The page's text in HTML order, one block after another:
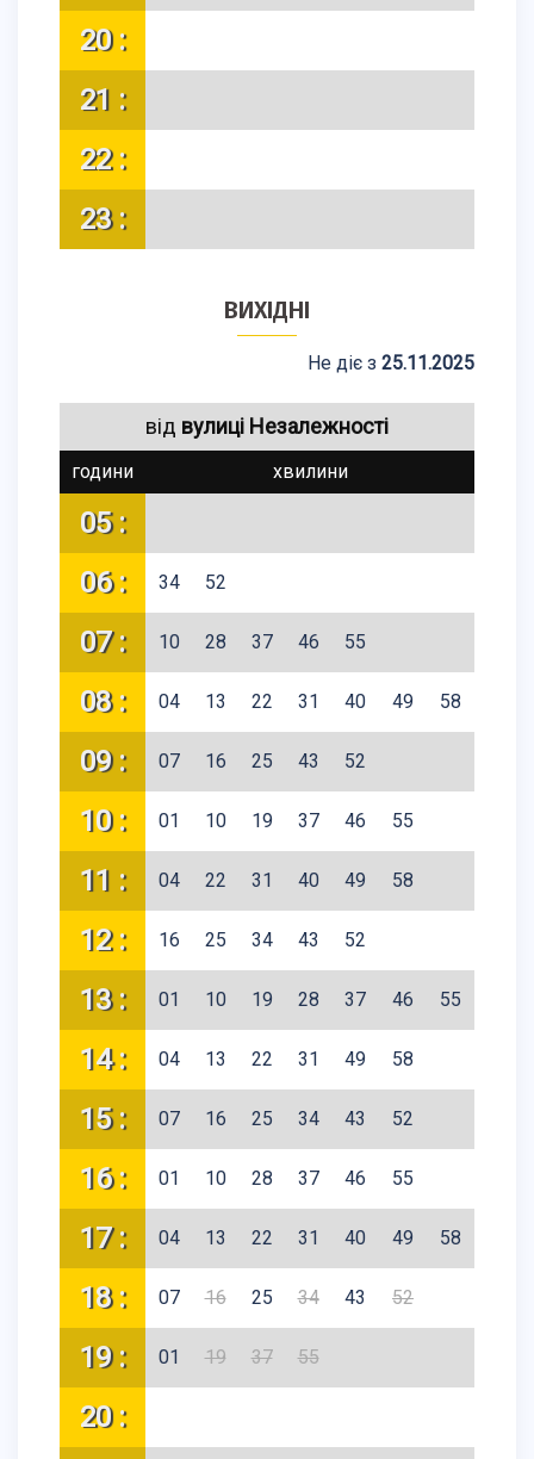
20 :
21 :
22 :
23 :
ВИХІДНІ
Не діє з 25.11.2025
від вулиці Незалежності
години хвилини
05 :
06 :
34 52
07 : 10 28 37 46 55
08 : 04 13 22 31 40 49 58
09 : 07 16 25 43 52
10 : 01 10 19 37 46 55
11 : 04 22 31 40 49 58
12 : 16 25 34 43 52
13 : 01 10 19 28 37 46 55
14 : 04 13 22 31 49 58
15 : 07 16 25 34 43 52
16 : 01 10 28 37 46 55
17 : 04 13 22 31 40 49 58
18 : 07 16 25 34 43 52
19 : 01 19 37 55
20 :